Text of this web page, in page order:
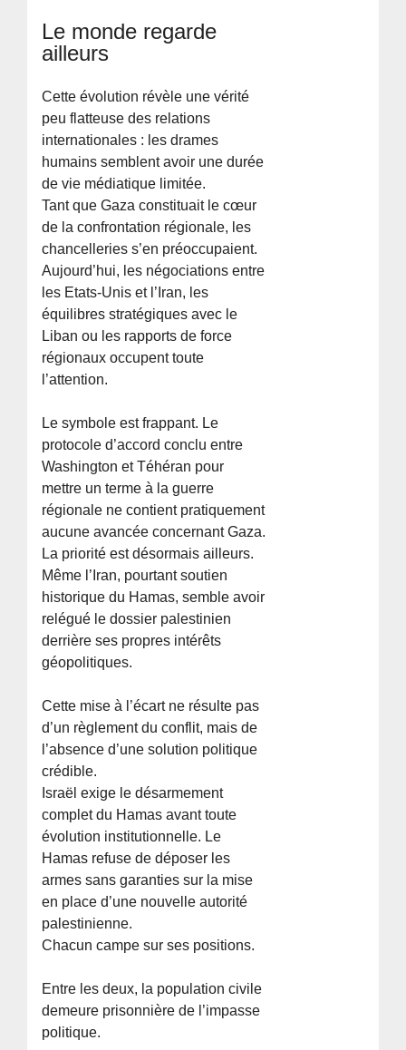
Le monde regarde
ailleurs
Cette évolution révèle une vérité
peu flatteuse des relations
internationales : les drames
humains semblent avoir une durée
de vie médiatique limitée.
Tant que Gaza constituait le cœur
de la confrontation régionale, les
chancelleries s’en préoccupaient.
Aujourd’hui, les négociations entre
les Etats-Unis et l’Iran, les
équilibres stratégiques avec le
Liban ou les rapports de force
régionaux occupent toute
l’attention.
Le symbole est frappant. Le
protocole d’accord conclu entre
Washington et Téhéran pour
mettre un terme à la guerre
régionale ne contient pratiquement
aucune avancée concernant Gaza.
La priorité est désormais ailleurs.
Même l’Iran, pourtant soutien
historique du Hamas, semble avoir
relégué le dossier palestinien
derrière ses propres intérêts
géopolitiques.
Cette mise à l’écart ne résulte pas
d’un règlement du conflit, mais de
l’absence d’une solution politique
crédible.
Israël exige le désarmement
complet du Hamas avant toute
évolution institutionnelle. Le
Hamas refuse de déposer les
armes sans garanties sur la mise
en place d’une nouvelle autorité
palestinienne.
Chacun campe sur ses positions.
Entre les deux, la population civile
demeure prisonnière de l’impasse
politique.